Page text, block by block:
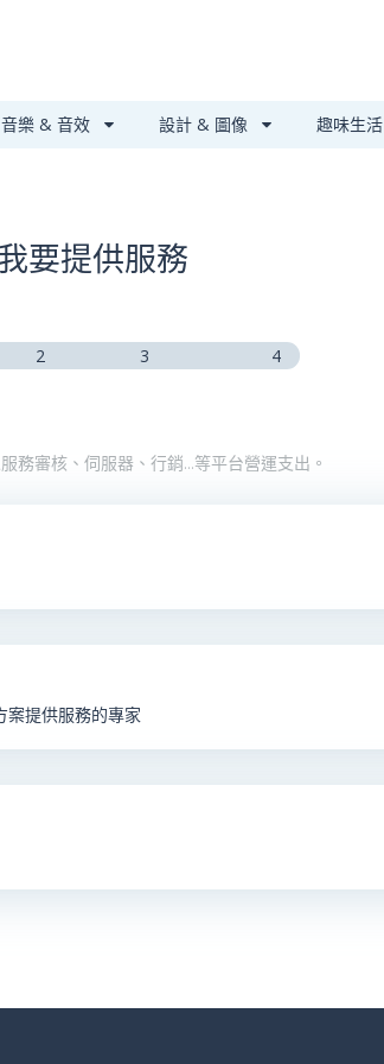
音樂 & 音效 設計 & 圖像 趣味生活
要提供服務
2 3 4
務審核、伺服器、行銷…等平台營運支出。
案提供服務的專家